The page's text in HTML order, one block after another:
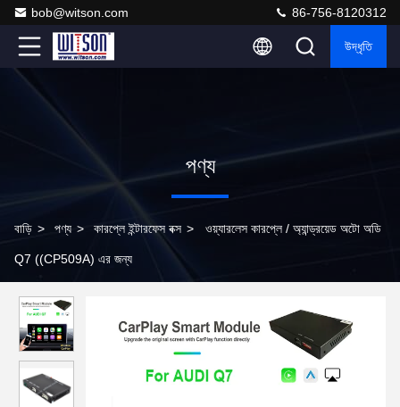
bob@witson.com 86-756-8120312
উদ্ধৃতি
পণ্য
বাড়ি > পণ্য > কারপ্লে ইন্টারফেস বক্স > ওয়্যারলেস কারপ্লে / অ্যান্ড্রয়েড অটো অডি
Q7 ((CP509A) এর জন্য